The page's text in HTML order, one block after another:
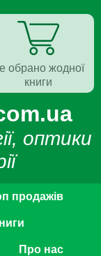
оптики
продажів
Про нас
обрано жодної
книги